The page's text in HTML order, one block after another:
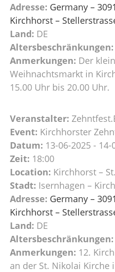
Adresse: Germany –
Kirchhorst –
Land: DE
Altersbeschränkungen:
Anmerkungen: Der
Weihnachtsmarkt in
15.00 Uhr bis 20.00 Uhr.
Veranstalter:
Event: Kirchhorster
Datum: 13-06-2025 - 14-
Zeit: 18:00
Location: Kirchhorst –
Stadt: Isernhagen –
Adresse: Germany –
Kirchhorst –
Land: DE
Altersbeschränkungen:
Anmerkungen: 12.
an der St. Nikolai Kirche